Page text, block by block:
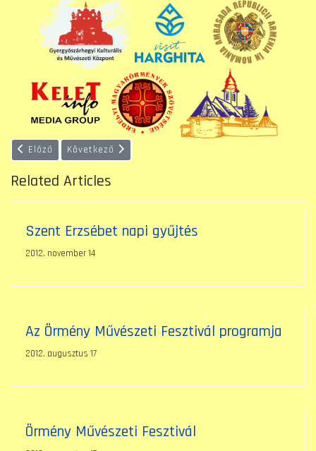
Előző cikk: Ajánló
Előző Következő cikk: Sajtó tájékoztató: III.
Következő
Related Articles
Szent Erzsébet napi gyűjtés
2012. november 14
Az Örmény Művészeti Fesztivál programja
2012. augusztus 17
Örmény Művészeti Fesztivál